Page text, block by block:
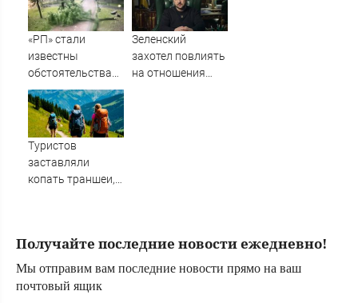
у российских
студентов
«РП» стали
известны
обстоятельства
гибели ребенка в
парке Смоленска
Зеленский
захотел повлиять
на отношения
Туристов
заставляли
копать траншеи,
Получайте последние новости ежедневно!
Мы отправим вам последние новости прямо на ваш
почтовый ящик